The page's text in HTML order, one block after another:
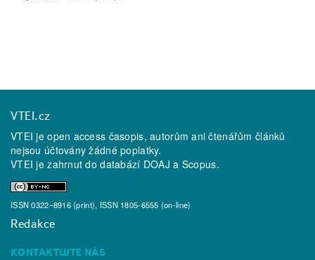
VTEI.cz
VTEI je open access časopis, autorům ani čtenářům článků
nejsou účtovány žádné poplatky.
VTEI je zahrnut do databází DOAJ a Scopus.
ISSN 0322–8916 (print), ISSN 1805-6555 (on-line)
Redakce
KONTAKTUJTE NÁS